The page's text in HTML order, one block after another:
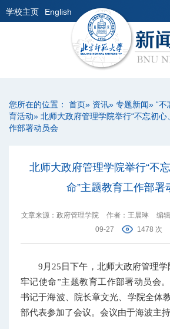
学校主页 English
您所在的位置： 首页» 资讯» 专题新闻» “不
育活动» 北师大政府管理学院举行“不忘初心
作部署动员会
北师大政府管理学院举行“不
命”主题教育工作部署
文章来源：政府管理学院 作者：王晨琳 编
09-27
1478 次
9月25日下午，北师大政府管理学
牢记使命”主题教育工作部署动员会
书记于海波、院长章文光、学院全体
部代表参加了会议。会议由于海波主持